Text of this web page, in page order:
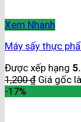
Xem Nhanh
Máy sấy thực
Được xếp hạng
1,200₫ Giá gốc
-17%